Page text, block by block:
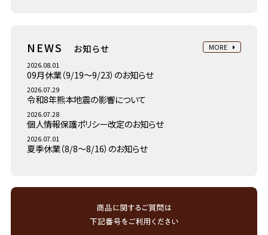
NEWS お知らせ
MORE
2026.08.01
09月休業（9/19～9/23）のお知らせ
2026.07.29
令和8年熊本地震の影響について
2026.07.28
個人情報保護ポリシー改定のお知らせ
2026.07.01
夏季休業（8/8～8/16）のお知らせ